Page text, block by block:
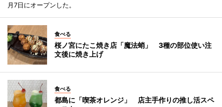
月7日にオープンした。
食べる
桜ノ宮にたこ焼き店「魔法蛸」 3種の部位使い注
文後に焼き上げ
食べる
都島に「喫茶オレンジ」 店主手作りの推し活スペ